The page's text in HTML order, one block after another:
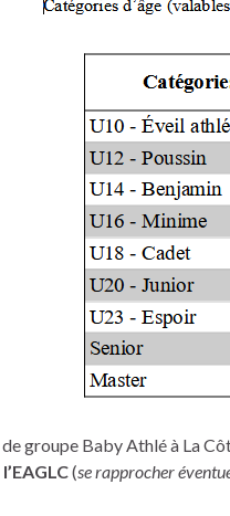
de groupe Baby Athlé à La
(se rapprocher